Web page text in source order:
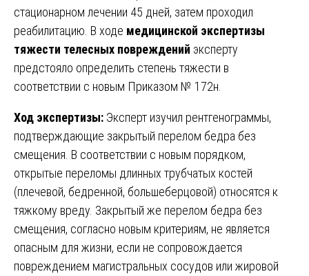
стационарном лечении 45 дней, затем проходил
реабилитацию. В ходе медицинской экспертизы
тяжести телесных повреждений эксперту
предстояло определить степень тяжести в
соответствии с новым Приказом № 172н.
Ход экспертизы: Эксперт изучил рентгенограммы,
подтверждающие закрытый перелом бедра без
смещения. В соответствии с новым порядком,
открытые переломы длинных трубчатых костей
(плечевой, бедренной, большеберцовой) относятся к
тяжкому вреду. Закрытый же перелом бедра без
смещения, согласно новым критериям, не является
опасным для жизни, если не сопровождается
повреждением магистральных сосудов или жировой